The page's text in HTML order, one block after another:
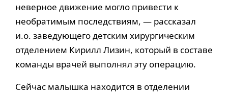
неверное движение могло привести к
необратимым последствиям, — рассказал
и.о. заведующего детским хирургическим
отделением Кирилл Лизин, который в составе
команды врачей выполнял эту операцию.
Сейчас малышка находится в отделении